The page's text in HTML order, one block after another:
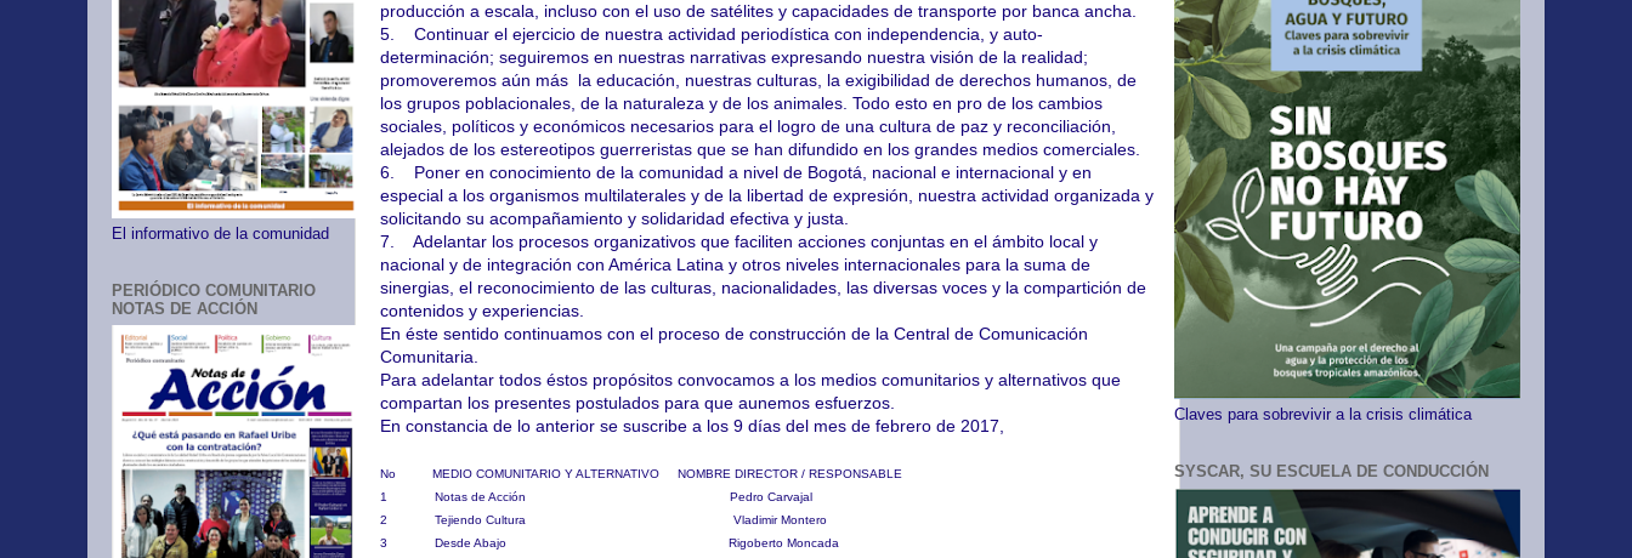
producción a escala, incluso con el uso de satélites y capacidades de transporte por banca ancha.
5. Continuar el ejercicio de nuestra actividad periodística con independencia, y auto-
determinación; seguiremos en nuestras narrativas expresando nuestra visión de la realidad;
promoveremos aún más la educación, nuestras culturas, la exigibilidad de derechos humanos, de
los grupos poblacionales, de la naturaleza y de los animales. Todo esto en pro de los cambios
sociales, políticos y económicos necesarios para el logro de una cultura de paz y reconciliación,
alejados de los estereotipos guerreristas que se han difundido en los grandes medios comerciales.
6. Poner en conocimiento de la comunidad a nivel de Bogotá, nacional e internacional y en
especial a los organismos multilaterales y de la libertad de expresión, nuestra actividad organizada y
solicitando su acompañamiento y solidaridad efectiva y justa.
7. Adelantar los procesos organizativos que faciliten acciones conjuntas en el ámbito local y
nacional y de integración con América Latina y otros niveles internacionales para la suma de
sinergias, el reconocimiento de las culturas, nacionalidades, las diversas voces y la compartición de
contenidos y experiencias.
En éste sentido continuamos con el proceso de construcción de la Central de Comunicación
Comunitaria.
Para adelantar todos éstos propósitos convocamos a los medios comunitarios y alternativos que
compartan los presentes postulados para que aunemos esfuerzos.
En constancia de lo anterior se suscribe a los 9 días del mes de febrero de 2017,
No MEDIO COMUNITARIO Y ALTERNATIVO NOMBRE DIRECTOR / RESPONSABLE
1 Notas de Acción Pedro Carvajal
2 Tejiendo Cultura Vladimir Montero
3 Desde Abajo Rigoberto Moncada
El informativo de la comunidad
PERIÓDICO COMUNITARIO
NOTAS DE ACCIÓN
Claves para sobrevivir a la crisis climática
SYSCAR, SU ESCUELA DE CONDUCCIÓN